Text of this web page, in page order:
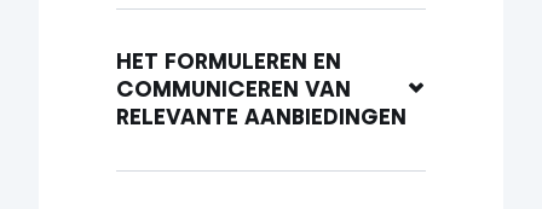
HET FORMULEREN EN
COMMUNICEREN VAN
RELEVANTE AANBIEDINGEN